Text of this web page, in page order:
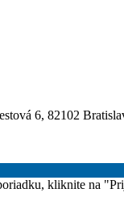
6, 82102
kliknite na